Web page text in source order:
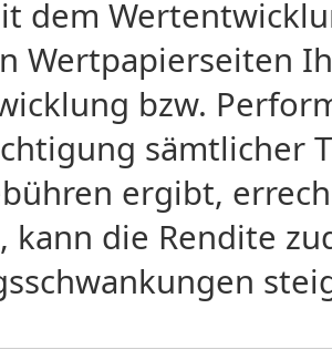
dem
Wertpapierseiten
bzw.
sämtlicher
ergibt,
kann die Rendite